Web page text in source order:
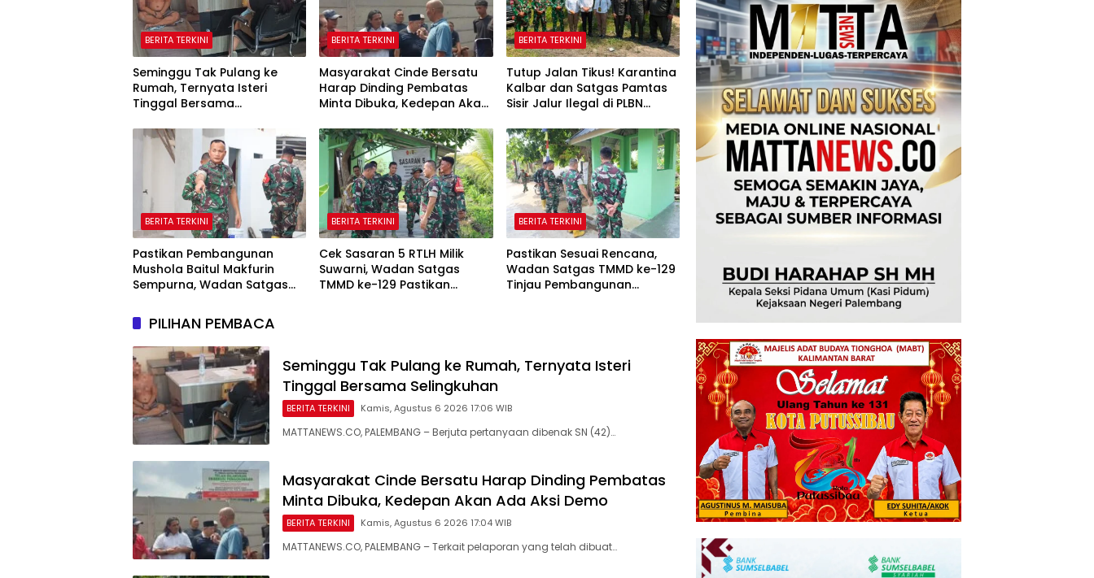
BERITA TERKINI
Seminggu Tak Pulang ke
Rumah, Ternyata Isteri
Tinggal Bersama
BERITA TERKINI
Masyarakat Cinde Bersatu
Harap Dinding Pembatas
Minta Dibuka, Kedepan Akan
BERITA TERKINI
Tutup Jalan Tikus! Karantina
Kalbar dan Satgas Pamtas
Sisir Jalur Ilegal di PLBN
BERITA TERKINI
Pastikan Pembangunan
Mushola Baitul Makfurin
Sempurna, Wadan Satgas
Lokasi
BERITA TERKINI
Cek Sasaran 5 RTLH Milik
Suwarni, Wadan Satgas
TMMD ke-129 Pastikan
BERITA TERKINI
Pastikan Sesuai Rencana,
Wadan Satgas TMMD ke-129
Tinjau Pembangunan
PILIHAN PEMBACA
Seminggu Tak Pulang ke Rumah, Ternyata Isteri
Tinggal Bersama Selingkuhan
BERITA TERKINI Kamis, Agustus 6 2026 17:06 WIB
MATTANEWS.CO, PALEMBANG – Berjuta pertanyaan dibenak SN (42)…
Masyarakat Cinde Bersatu Harap Dinding Pembatas
Minta Dibuka, Kedepan Akan Ada Aksi Demo
BERITA TERKINI Kamis, Agustus 6 2026 17:04 WIB
MATTANEWS.CO, PALEMBANG – Terkait pelaporan yang telah dibuat…